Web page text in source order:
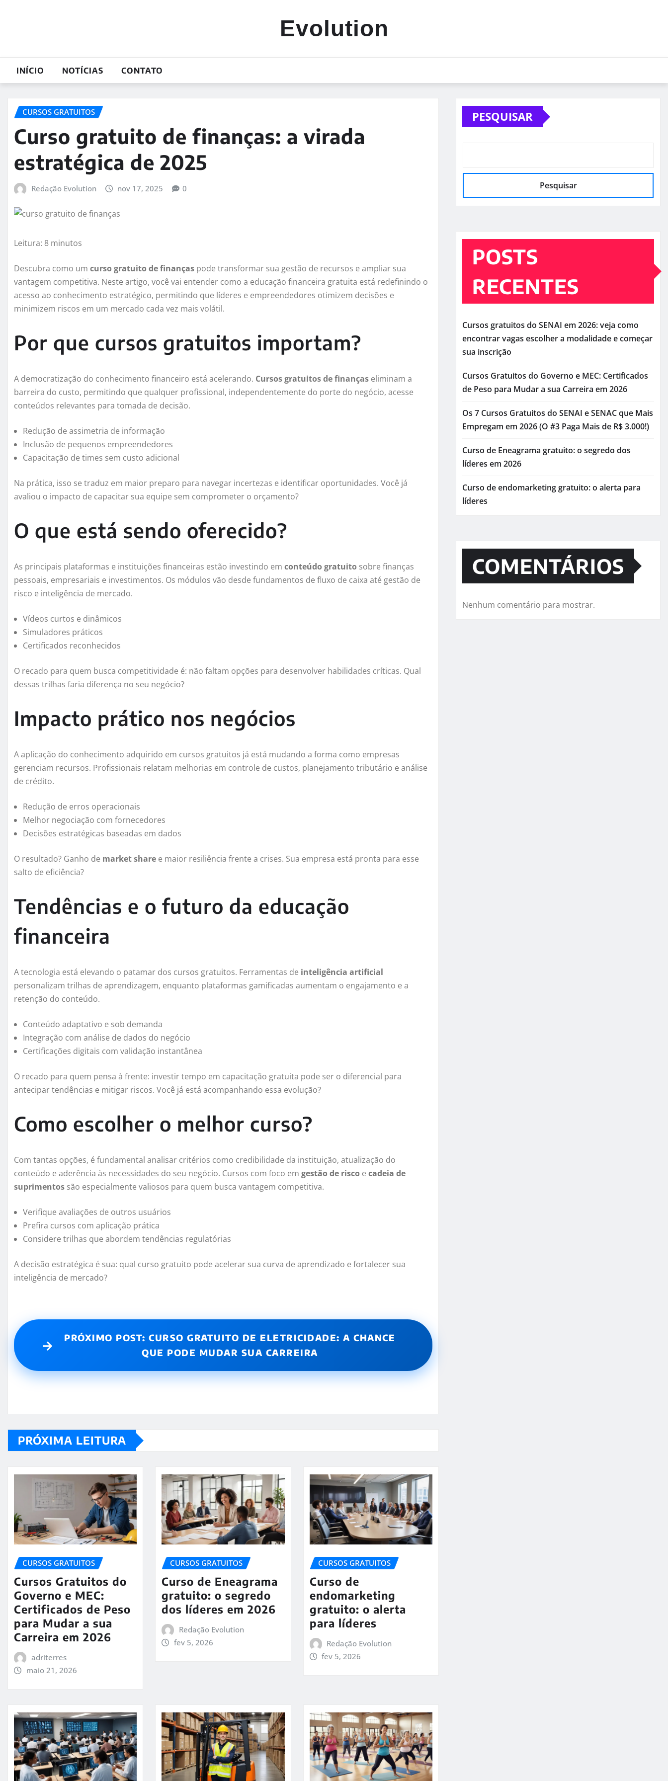
Evolution
INÍCIO NOTÍCIAS CONTATO
CURSOS GRATUITOS
Curso gratuito de finanças: a virada
estratégica de 2025
Redação Evolution nov 17, 2025 0
Leitura: 8 minutos
Descubra como um curso gratuito de finanças pode transformar sua gestão de recursos e ampliar sua
vantagem competitiva. Neste artigo, você vai entender como a educação financeira gratuita está redefinindo o
acesso ao conhecimento estratégico, permitindo que líderes e empreendedores otimizem decisões e
minimizem riscos em um mercado cada vez mais volátil.
Por que cursos gratuitos importam?
A democratização do conhecimento financeiro está acelerando. Cursos gratuitos de finanças eliminam a
barreira do custo, permitindo que qualquer profissional, independentemente do porte do negócio, acesse
conteúdos relevantes para tomada de decisão.
Redução de assimetria de informação
Inclusão de pequenos empreendedores
Capacitação de times sem custo adicional
Na prática, isso se traduz em maior preparo para navegar incertezas e identificar oportunidades. Você já
avaliou o impacto de capacitar sua equipe sem comprometer o orçamento?
O que está sendo oferecido?
As principais plataformas e instituições financeiras estão investindo em conteúdo gratuito sobre finanças
pessoais, empresariais e investimentos. Os módulos vão desde fundamentos de fluxo de caixa até gestão de
risco e inteligência de mercado.
Vídeos curtos e dinâmicos
Simuladores práticos
Certificados reconhecidos
O recado para quem busca competitividade é: não faltam opções para desenvolver habilidades críticas. Qual
dessas trilhas faria diferença no seu negócio?
Impacto prático nos negócios
A aplicação do conhecimento adquirido em cursos gratuitos já está mudando a forma como empresas
gerenciam recursos. Profissionais relatam melhorias em controle de custos, planejamento tributário e análise
de crédito.
Redução de erros operacionais
Melhor negociação com fornecedores
Decisões estratégicas baseadas em dados
O resultado? Ganho de market share e maior resiliência frente a crises. Sua empresa está pronta para esse
salto de eficiência?
Tendências e o futuro da educação
financeira
A tecnologia está elevando o patamar dos cursos gratuitos. Ferramentas de inteligência artificial
personalizam trilhas de aprendizagem, enquanto plataformas gamificadas aumentam o engajamento e a
retenção do conteúdo.
Conteúdo adaptativo e sob demanda
Integração com análise de dados do negócio
Certificações digitais com validação instantânea
O recado para quem pensa à frente: investir tempo em capacitação gratuita pode ser o diferencial para
antecipar tendências e mitigar riscos. Você já está acompanhando essa evolução?
Como escolher o melhor curso?
Com tantas opções, é fundamental analisar critérios como credibilidade da instituição, atualização do
conteúdo e aderência às necessidades do seu negócio. Cursos com foco em gestão de risco e cadeia de
suprimentos são especialmente valiosos para quem busca vantagem competitiva.
Verifique avaliações de outros usuários
Prefira cursos com aplicação prática
Considere trilhas que abordem tendências regulatórias
A decisão estratégica é sua: qual curso gratuito pode acelerar sua curva de aprendizado e fortalecer sua
inteligência de mercado?
→
PRÓXIMO POST: CURSO GRATUITO DE ELETRICIDADE: A CHANCE
QUE PODE MUDAR SUA CARREIRA
PRÓXIMA LEITURA
CURSOS GRATUITOS
Cursos Gratuitos do
Governo e MEC:
Certificados de Peso
para Mudar a sua
Carreira em 2026
adriterres
maio 21, 2026
CURSOS GRATUITOS
Curso de Eneagrama
gratuito: o segredo
dos líderes em 2026
Redação Evolution
fev 5, 2026
CURSOS GRATUITOS
Curso de
endomarketing
gratuito: o alerta
para líderes
Redação Evolution
fev 5, 2026
PESQUISAR
Pesquisar
POSTS
RECENTES
Cursos gratuitos do SENAI em 2026: veja como
encontrar vagas escolher a modalidade e começar
sua inscrição
Cursos Gratuitos do Governo e MEC: Certificados
de Peso para Mudar a sua Carreira em 2026
Os 7 Cursos Gratuitos do SENAI e SENAC que Mais
Empregam em 2026 (O #3 Paga Mais de R$ 3.000!)
Curso de Eneagrama gratuito: o segredo dos
líderes em 2026
Curso de endomarketing gratuito: o alerta para
líderes
COMENTÁRIOS
Nenhum comentário para mostrar.